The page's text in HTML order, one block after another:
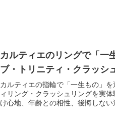
カルティエのリングで「一
ブ・トリニティ・クラッシ
カルティエの指輪で「一生もの」
ィリング・クラッシュリングを実
け心地、年齢との相性、後悔しない